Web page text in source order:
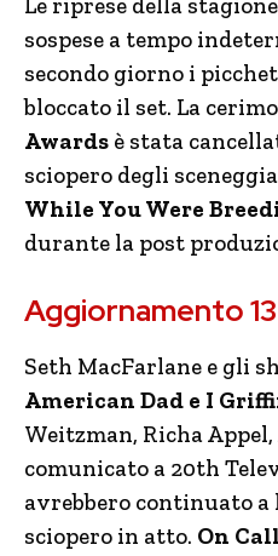
sospese a tempo
secondo giorno i
bloccato il set. La
Awards è stata
sciopero degli
While You Were
durante la post
Aggiornamento
Seth MacFarlane e gli
American Dad e I
Weitzman, Richa
comunicato a 20th
avrebbero continuato a
sciopero in atto. On Call